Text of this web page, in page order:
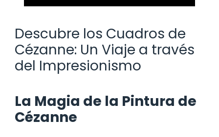
Descubre los Cuadros de
Cézanne: Un Viaje a través
del Impresionismo
La Magia de la Pintura de
Cézanne